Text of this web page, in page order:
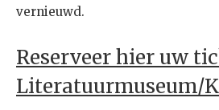
vernieuwd.
Reserveerhieruw
Literatuurmuseum/